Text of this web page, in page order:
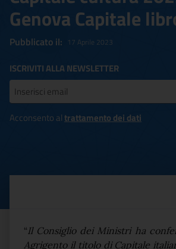
Genova Capitale
Pubblicato il: 17 Aprile 2023
ISCRIVITI ALLA NEWSLETTER
Inserisci la tua mail
Acconsento altrattamento dei dati
Cdm,
Testo del
“Il Consiglio dei Ministri ha
Agrigento il titolo di Capitale